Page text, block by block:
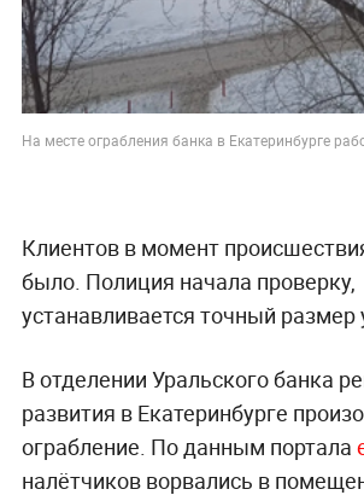
На месте ограбления банка в Екатеринбурге
Клиентов в момент
было. Полиция начала проверку,
устанавливается точный размер
В отделении Уральского банка
развития в Екатеринбурге
ограбление. По данным портала
налётчиков ворвались в